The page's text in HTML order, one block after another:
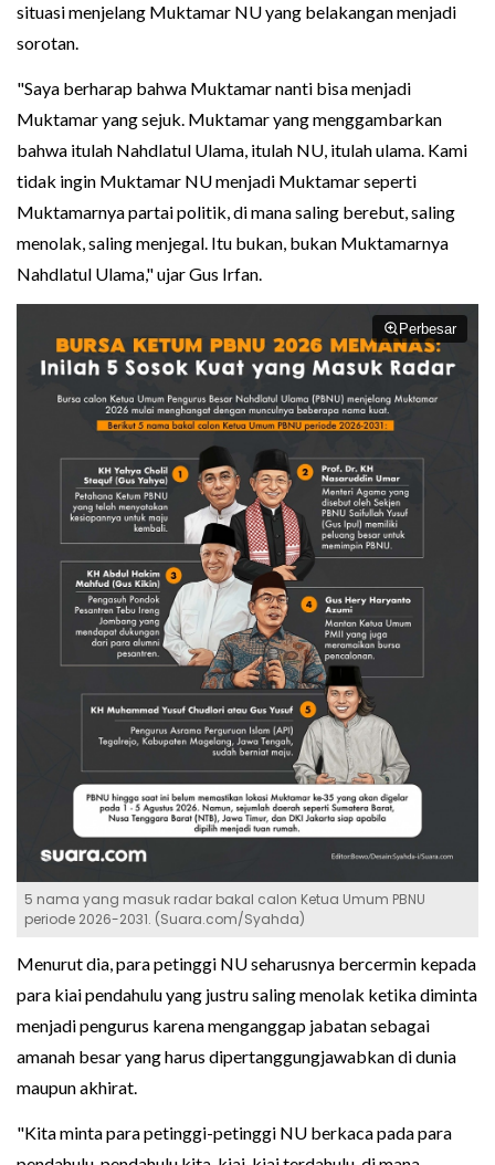
situasi menjelang Muktamar NU yang belakangan menjadi
sorotan.
"Saya berharap bahwa Muktamar nanti bisa menjadi
Muktamar yang sejuk. Muktamar yang menggambarkan
bahwa itulah Nahdlatul Ulama, itulah NU, itulah ulama. Kami
tidak ingin Muktamar NU menjadi Muktamar seperti
Muktamarnya partai politik, di mana saling berebut, saling
menolak, saling menjegal. Itu bukan, bukan Muktamarnya
Nahdlatul Ulama," ujar Gus Irfan.
Perbesar
5 nama yang masuk radar bakal calon Ketua Umum PBNU
periode 2026-2031. (Suara.com/Syahda)
Menurut dia, para petinggi NU seharusnya bercermin kepada
para kiai pendahulu yang justru saling menolak ketika diminta
menjadi pengurus karena menganggap jabatan sebagai
amanah besar yang harus dipertanggungjawabkan di dunia
maupun akhirat.
"Kita minta para petinggi-petinggi NU berkaca pada para